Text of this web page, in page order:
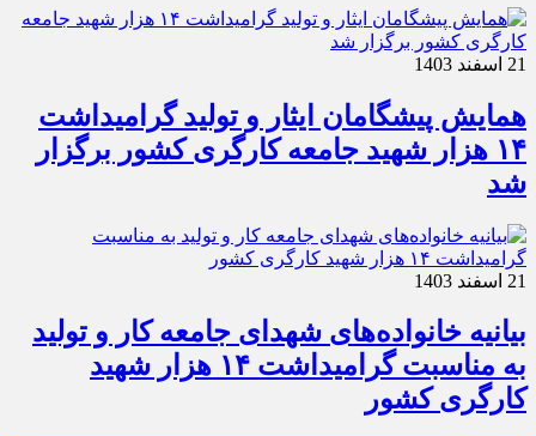
21 اسفند 1403
همایش پیشگامان ایثار و تولید گرامیداشت
۱۴ هزار شهید جامعه کارگری کشور برگزار
شد
21 اسفند 1403
بیانیه خانواده‌های شهدای جامعه کار و تولید
به مناسبت گرامیداشت ۱۴ هزار شهید
کارگری کشور